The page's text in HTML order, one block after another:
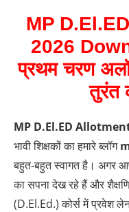
MP
2026
प्रथम चरण
तुरंत
MP D.El.ED
भावी शिक्षकों का हमारे ब्लॉग
बहुत-बहुत स्वागत है। अगर
का सपना देख रहे हैं और
(D.El.Ed.) कोर्स में प्रवेश